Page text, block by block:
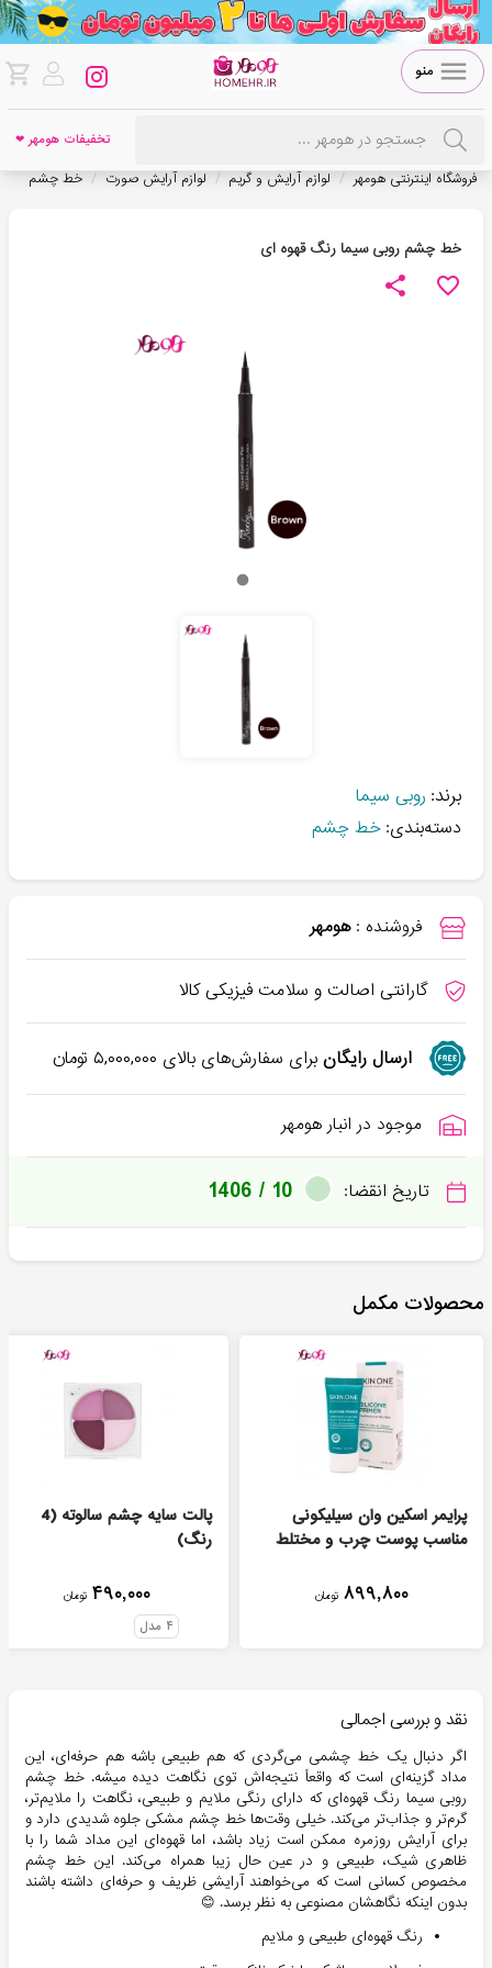
منو
تخفیفات هومهر ❤
فروشگاه اینترنتی هومهر / لوازم آرایش و گریم / لوازم آرایش صورت / خط چشم
خط چشم روبی سیما رنگ قهوه ای
برند: روبی سیما
دسته‌بندی: خط چشم
فروشنده : هومهر
گارانتی اصالت و سلامت فیزیکی کالا
ارسال رایگانبرای سفارش‌های بالای ۵,۰۰۰,۰۰۰تومان
موجود در انبار هومهر
تاریخ انقضا: 1406 / 10
محصولات مکمل
پرایمر اسکین وان سیلیکونی
مناسب پوست چرب و مختلط
۸۹۹,۸۰۰ تومان
پالت سایه چشم سالوته (4
رنگ)
۴۹۰,۰۰۰ تومان
۴ مدل
نقد و بررسی اجمالی
اگر دنبال یک خط چشمی می‌گردی که هم طبیعی باشه هم حرفه‌ای، این
مداد گزینه‌ای است که واقعاً نتیجه‌اش توی نگاهت دیده میشه. خط چشم
روبی سیما رنگ قهوه‌ای که دارای رنگی ملایم و طبیعی، نگاهت را ملایم‌تر،
گرم‌تر و جذاب‌تر می‌کند. خیلی وقت‌ها خط چشم مشکی جلوه شدیدی دارد و
برای آرایش روزمره ممکن است زیاد باشد، اما قهوه‌ای این مداد شما را با
ظاهری شیک، طبیعی و در عین حال زیبا همراه می‌کند. این خط چشم
مخصوص کسانی است که می‌خواهند آرایشی ظریف و حرفه‌ای داشته باشند
بدون اینکه نگاهشان مصنوعی به نظر برسد. 😊
رنگ قهوه‌ای طبیعی و ملایم